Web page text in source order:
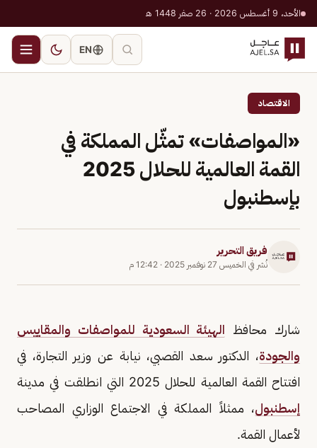
الأحد، 9 أغسطس 2026 · 26 صفر 1448 هـ
EN
الاقتصاد
«المواصفات» تمثّل المملكة في
القمة العالمية للحلال 2025
بإسطنبول
فريق التحرير
نُشر في الخميس 27 نوفمبر 2025 · 12:42 م
شارك محافظ الهيئة السعودية للمواصفات والمقاييس
والجودة، الدكتور سعد القصبي، نيابة عن وزير التجارة، في
افتتاح القمة العالمية للحلال 2025 التي انطلقت في مدينة
إسطنبول، ممثلاً المملكة في الاجتماع الوزاري المصاحب
لأعمال القمة.